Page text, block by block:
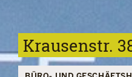
Krausenstr.